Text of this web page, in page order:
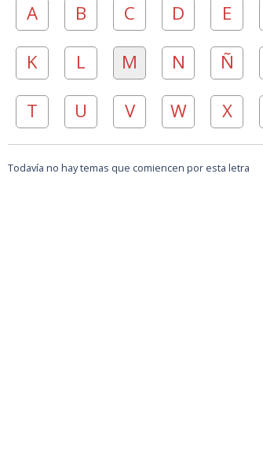
A B C D E
K
L M N Ñ
T
U V W X
Todavía no hay temas que comiencen por esta letra